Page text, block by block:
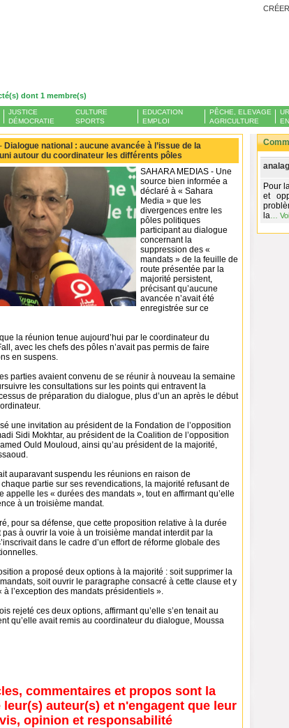
dont 1 membre(s)
JUSTICE
DÉMOCRATIE
CULTURE
SPORTS
EDUCATION
EMPLOI
PÊCHE, ELEVAGE
AGRICULTURE
Dialogue national : aucune avancée à l’issue de la
autour du coordinateur les différents pôles
SAHARA MEDIAS - Une
source bien informée a
déclaré à « Sahara
Media » que les
divergences entre les
pôles politiques
participant au dialogue
concernant la
suppression des «
mandats » de la feuille de
route présentée par la
majorité persistent,
précisant qu’aucune
avancée n’avait été
enregistrée sur ce
la réunion tenue aujourd’hui par le coordinateur du
avec les chefs des pôles n’avait pas permis de faire
en suspens.
parties avaient convenu de se réunir à nouveau la semaine
les consultations sur les points qui entravent la
de préparation du dialogue, plus d’un an après le début
une invitation au président de la Fondation de l’opposition
Sidi Mokhtar, au président de la Coalition de l’opposition
Ould Mouloud, ainsi qu’au président de la majorité,
auparavant suspendu les réunions en raison de
chaque partie sur ses revendications, la majorité refusant de
appelle les « durées des mandats », tout en affirmant qu’elle
à un troisième mandat.
pour sa défense, que cette proposition relative à la durée
à ouvrir la voie à un troisième mandat interdit par la
dans le cadre d’un effort de réforme globale des
a proposé deux options à la majorité : soit supprimer la
soit ouvrir le paragraphe consacré à cette clause et y
à l’exception des mandats présidentiels ».
rejeté ces deux options, affirmant qu’elle s’en tenait au
qu’elle avait remis au coordinateur du dialogue, Moussa
commentaires et propos sont la
leur(s) auteur(s) et n'engagent que leur
opinion et responsabilité
Pour
et
la